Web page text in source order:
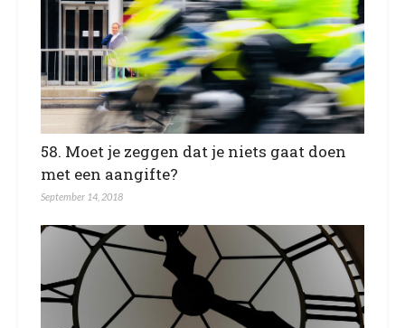
58. Moet je zeggen dat je niets gaat doen
met een aangifte?
September 14, 2018